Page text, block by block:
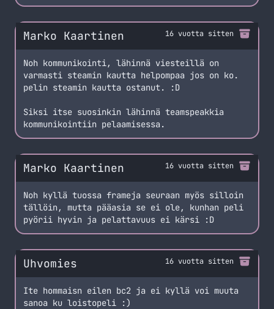
Marko Kaartinen 16 vuotta sitten
Noh kommunikointi, lähinnä viesteillä on
varmasti steamin kautta helpompaa jos on ko.
pelin steamin kautta ostanut. :D
Siksi itse suosinkin lähinnä teamspeakkia
kommunikointiin pelaamisessa.
Marko Kaartinen 16 vuotta sitten
Noh kyllä tuossa frameja seuraan myös silloin
tällöin, mutta pääasia se ei ole, kunhan peli
pyörii hyvin ja pelattavuus ei kärsi :D
Uhvomies 16 vuotta sitten
Ite hommaisn eilen bc2 ja ei kyllä voi muuta
sanoa ku loistopeli :)